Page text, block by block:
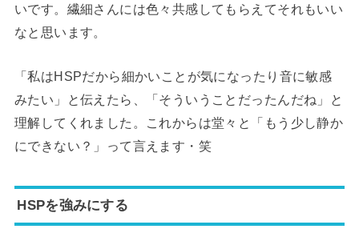
いです。繊細さんには色々共感してもらえてそれもいい
なと思います。
「私はHSPだから細かいことが気になったり音に敏感
みたい」と伝えたら、「そういうことだったんだね」と
理解してくれました。これからは堂々と「もう少し静か
にできない？」って言えます・笑
HSPを強みにする